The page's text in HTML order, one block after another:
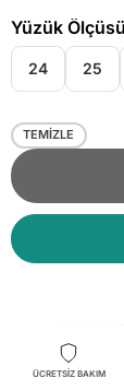
Yüzük Ölçüsü
24 25
TEMIZLE
ÜCRETSİZ BAKIM